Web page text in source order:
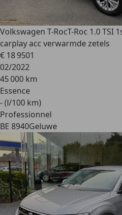
Volkswagen T-RocT-Roc 1.0 TSI
carplay acc verwarmde zetels
€ 18 9501
02/2022
45 000 km
Essence
- (l/100 km)
Professionnel
BE 8940Geluwe